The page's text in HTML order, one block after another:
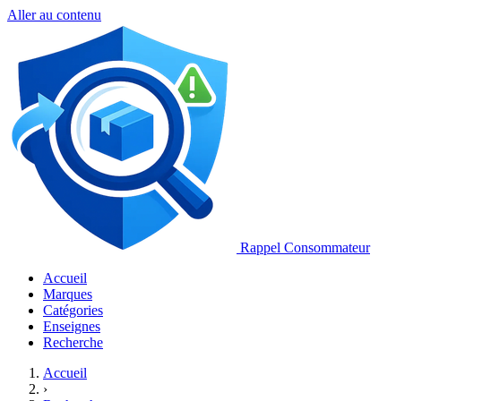
Aller au contenu
Rappel Consommateur
Accueil
Marques
Catégories
Enseignes
Recherche
Accueil
›